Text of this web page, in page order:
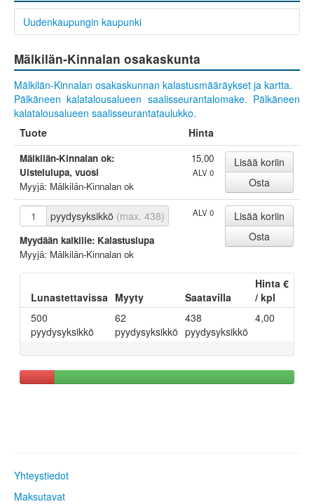
Uudenkaupungin kaupunki
Mälkilän-Kinnalan osakaskunta
Mälkilän-Kinnalan osakaskunnan kalastusmääräykset ja kartta.
Pälkäneen kalatalousalueen saalisseurantalomake. Pälkäneen
kalatalousalueen saalisseurantataulukko.
Tuote
Hinta
Mälkilän-Kinnalan ok:
Uistelulupa, vuosi
Myyjä: Mälkilän-Kinnalan ok
15,00
ALV 0
pyydysyksikkö (max. 438)
Myydään kaikille: Kalastuslupa
Myyjä: Mälkilän-Kinnalan ok
ALV 0
Lunastettavissa Myyty Saatavilla
Hinta €
/ kpl
500
pyydysyksikkö
62
pyydysyksikkö
438
pyydysyksikkö
4,00
Yhteystiedot
Maksutavat